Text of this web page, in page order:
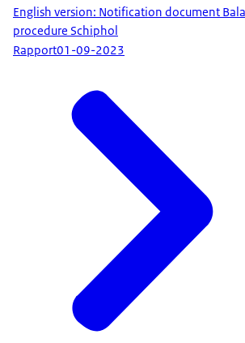
English version: Notification document
procedure Schiphol
Rapport01-09-2023